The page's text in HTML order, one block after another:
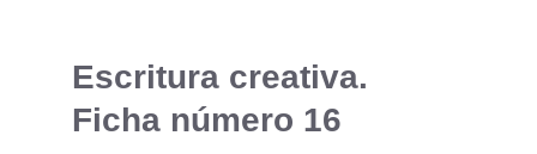
Escritura creativa.
Ficha número 16